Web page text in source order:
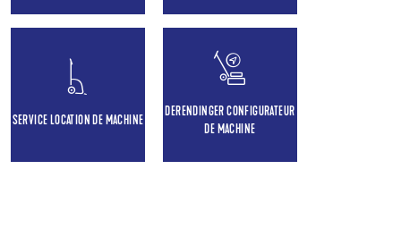
SERVICE LOCATION DE MACHINE
DERENDINGER CONFIGURATEUR
DE MACHINE